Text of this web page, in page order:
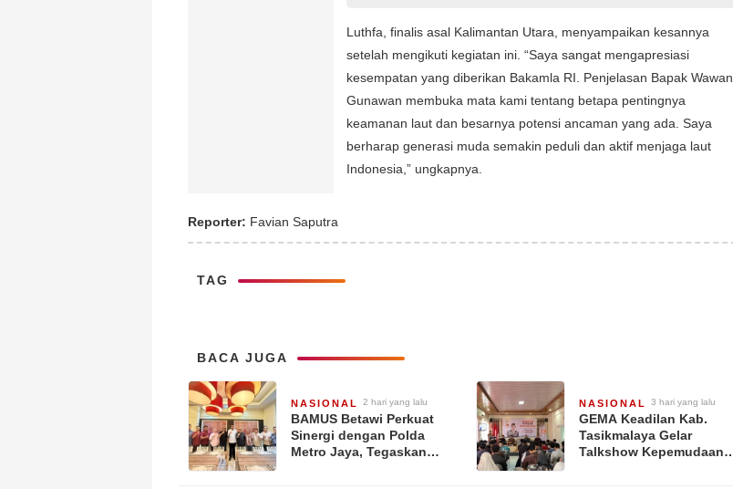
Luthfa, finalis asal Kalimantan Utara, menyampaikan kesannya
setelah mengikuti kegiatan ini. “Saya sangat mengapresiasi
kesempatan yang diberikan Bakamla RI. Penjelasan Bapak Wawan
Gunawan membuka mata kami tentang betapa pentingnya
keamanan laut dan besarnya potensi ancaman yang ada. Saya
berharap generasi muda semakin peduli dan aktif menjaga laut
Indonesia,” ungkapnya.
Reporter: Favian Saputra
TAG
BACA JUGA
NASIONAL 2 hari yang lalu
BAMUS Betawi Perkuat
Sinergi dengan Polda
Metro Jaya, Tegaskan
NASIONAL 3 hari yang lalu
GEMA Keadilan Kab.
Tasikmalaya Gelar
Talkshow Kepemudaan